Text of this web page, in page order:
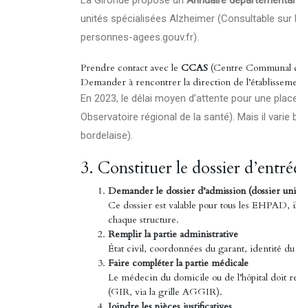
unités spécialisées Alzheimer (Consultable
personnes-agees.gouv.fr).
Prendre contact avec le CCAS (Centre Communal
Demander à rencontrer la direction de
En 2023, le délai moyen d’attente pour une
Observatoire régional de la santé). Mais il
bordelaise).
3. Constituer le dossier
Demander le dossier d’admission (dossier
Ce dossier est valable pour tous les EHPAD,
chaque structure.
Remplir la partie administrative
État civil, coordonnées du garant, identité
Faire compléter la partie médicale
Le médecin du domicile ou de l’hôpital doit
(GIR, via la grille AGGIR).